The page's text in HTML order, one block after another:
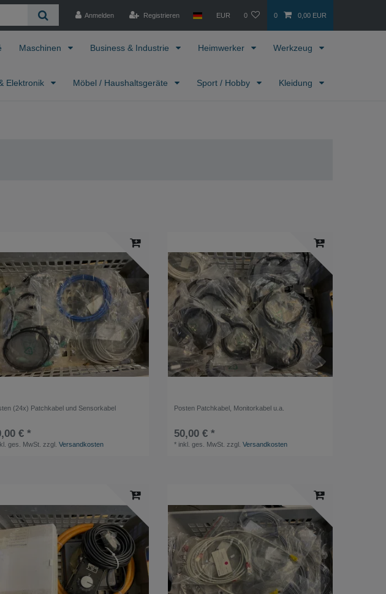
Anmelden Registrieren EUR 0 0 0,00 EUR
Maschinen Business & Industrie Heimwerker Werkzeug
Elektronik Möbel / Haushaltsgeräte Sport / Hobby Kleidung
(24x) Patchkabel und Sensorkabel
€ *
ges. MwSt. zzgl.Versandkosten
Posten Patchkabel, Monitorkabel u.a.
50,00 € *
* inkl. ges. MwSt. zzgl.Versandkosten